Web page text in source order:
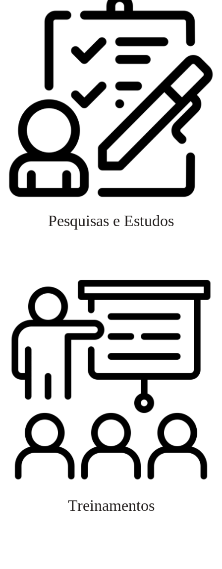
Pesquisas e Estudos
Treinamentos